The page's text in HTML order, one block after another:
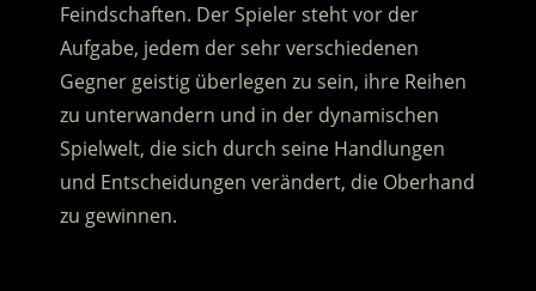
Feindschaften. Der Spieler steht vor der
Aufgabe, jedem der sehr verschiedenen
Gegner geistig überlegen zu sein, ihre Reihen
zu unterwandern und in der dynamischen
Spielwelt, die sich durch seine Handlungen
und Entscheidungen verändert, die Oberhand
zu gewinnen.